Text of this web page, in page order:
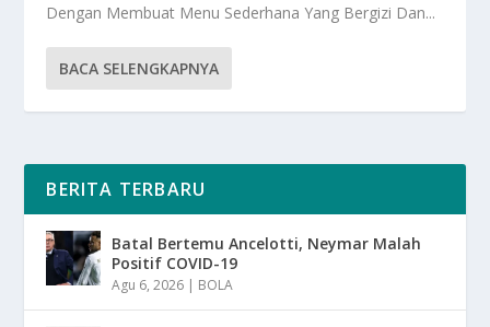
Dengan Membuat Menu Sederhana Yang Bergizi Dan...
BACA SELENGKAPNYA
BERITA TERBARU
Batal Bertemu Ancelotti, Neymar Malah
Positif COVID-19
Agu 6, 2026 | BOLA